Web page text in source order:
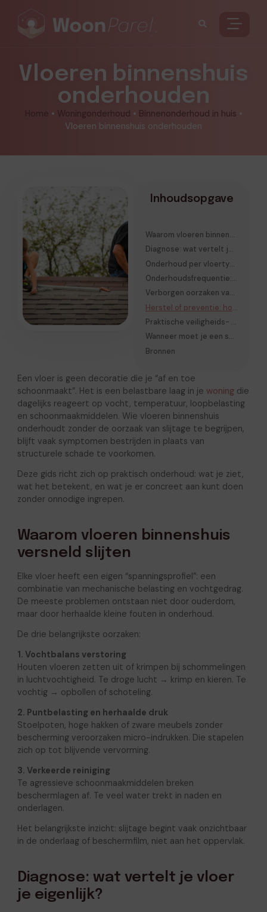
Vloeren binnenshuis
onderhouden
Home • Woningonderhoud • Binnenonderhoud in huis •
Vloeren binnenshuis onderhouden
Inhoudsopgave
Waarom vloeren binnenshuis versneld slijten
Diagnose: wat vertelt je vloer je eigenlijk?
Onderhoud per vloertype: gedrag begrijpen vóór je schoonmaakt
Onderhoudsfrequentie: wat moet je wanneer doen?
Verborgen oorzaken van vloerschade
Herstel of preventie: hoe bepaal je de juiste aanpak?
Praktische veiligheids- en onderhoudscheck
Wanneer moet je een specialist inschakelen?
Bronnen
Een vloer is geen decoratie die je “af en toe
schoonmaakt”. Het is een belastbare laag in je woningdie
dagelijks reageert op vocht, temperatuur, loopbelasting
en schoonmaakmiddelen. Wie vloeren binnenshuis
onderhoudt zonder de oorzaak van slijtage te begrijpen,
blijft vaak symptomen bestrijden in plaats van
structurele schade te voorkomen.
Deze gids richt zich op praktisch onderhoud: wat je ziet,
wat het betekent, en wat je er concreet aan kunt doen
zonder onnodige ingrepen.
Waarom vloeren binnenshuis
versneld slijten
Elke vloer heeft een eigen “spanningsprofiel”: een
combinatie van mechanische belasting en vochtgedrag.
De meeste problemen ontstaan niet door ouderdom,
maar door herhaalde kleine fouten in onderhoud.
De drie belangrijkste oorzaken:
1. Vochtbalans verstoring
Houten vloeren zetten uit of krimpen bij schommelingen
in luchtvochtigheid. Te droge lucht → krimp en kieren. Te
vochtig → opbollen of schoteling.
2. Puntbelasting en herhaalde druk
Stoelpoten, hoge hakken of zware meubels zonder
bescherming veroorzaken micro-indrukken. Die stapelen
zich op tot blijvende vervorming.
3. Verkeerde reiniging
Te agressieve schoonmaakmiddelen breken
beschermlagen af. Te veel water trekt in naden en
onderlagen.
Het belangrijkste inzicht: slijtage begint vaak onzichtbaar
in de onderlaag of beschermfilm, niet aan het oppervlak.
Diagnose: wat vertelt je vloer
je eigenlijk?